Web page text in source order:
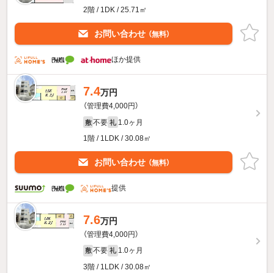
2階 / 1DK / 25.71㎡
お問い合わせ （無料）
ほか提供
7.4万円
（管理費4,000円）
敷 不要 礼 1.0ヶ月
1階 / 1LDK / 30.08㎡
お問い合わせ （無料）
提供
7.6万円
（管理費4,000円）
敷 不要 礼 1.0ヶ月
3階 / 1LDK / 30.08㎡